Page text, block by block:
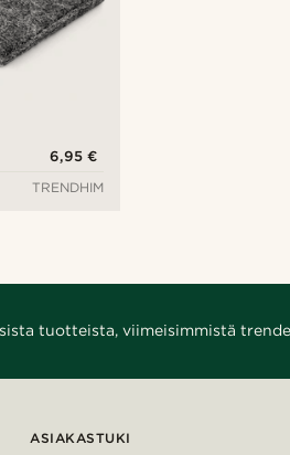
6,95 €
TRENDHIM
tuotteista, viimeisimmistä
ASIAKASTUKI